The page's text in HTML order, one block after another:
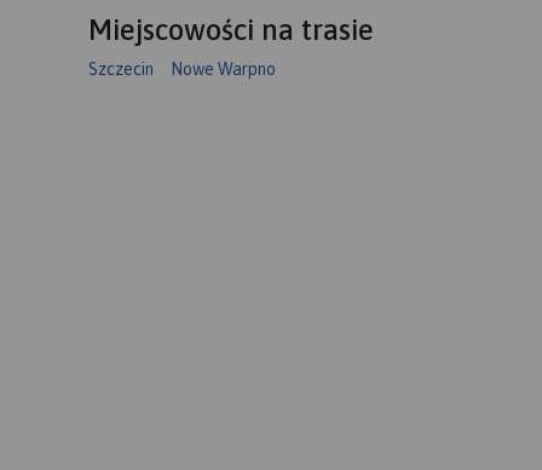
Miejscowości na trasie
Szczecin Nowe Warpno